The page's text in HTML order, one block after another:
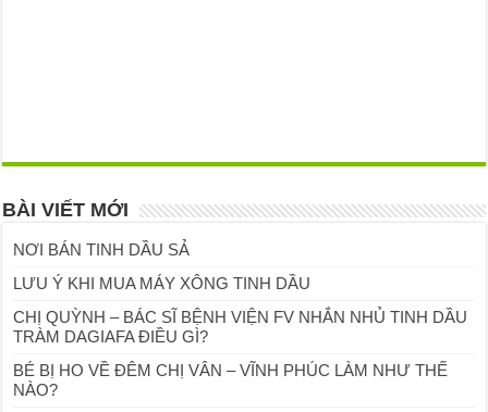
BÀI VIẾT MỚI
NƠI BÁN TINH DẦU SẢ
LƯU Ý KHI MUA MÁY XÔNG TINH DẦU
CHỊ QUỲNH – BÁC SĨ BỆNH VIỆN FV NHẮN NHỦ TINH DẦU
TRÀM DAGIAFA ĐIỀU GÌ?
BÉ BỊ HO VỀ ĐÊM CHỊ VÂN – VĨNH PHÚC LÀM NHƯ THẾ
NÀO?